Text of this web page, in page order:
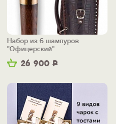
26 900 Р
Набор из 6 шампуров
"Офицерский"